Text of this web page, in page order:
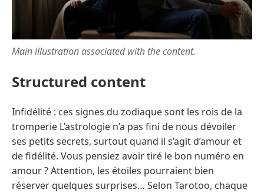
Main illustration associated with the content.
Structured content
Infidélité : ces signes du zodiaque sont les rois de la
tromperie L’astrologie n’a pas fini de nous dévoiler
ses petits secrets, surtout quand il s’agit d’amour et
de fidélité. Vous pensiez avoir tiré le bon numéro en
amour ? Attention, les étoiles pourraient bien
réserver quelques surprises… Selon Tarotoo, chaque